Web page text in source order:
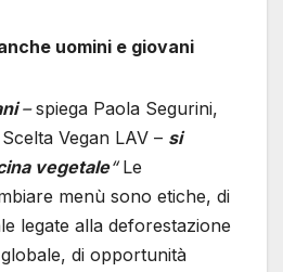
uomini e giovani
–spiega Paola Segurini,
Vegan LAV – si
vegetale“Le
menù sono etiche, di
legate alla deforestazione
di opportunità